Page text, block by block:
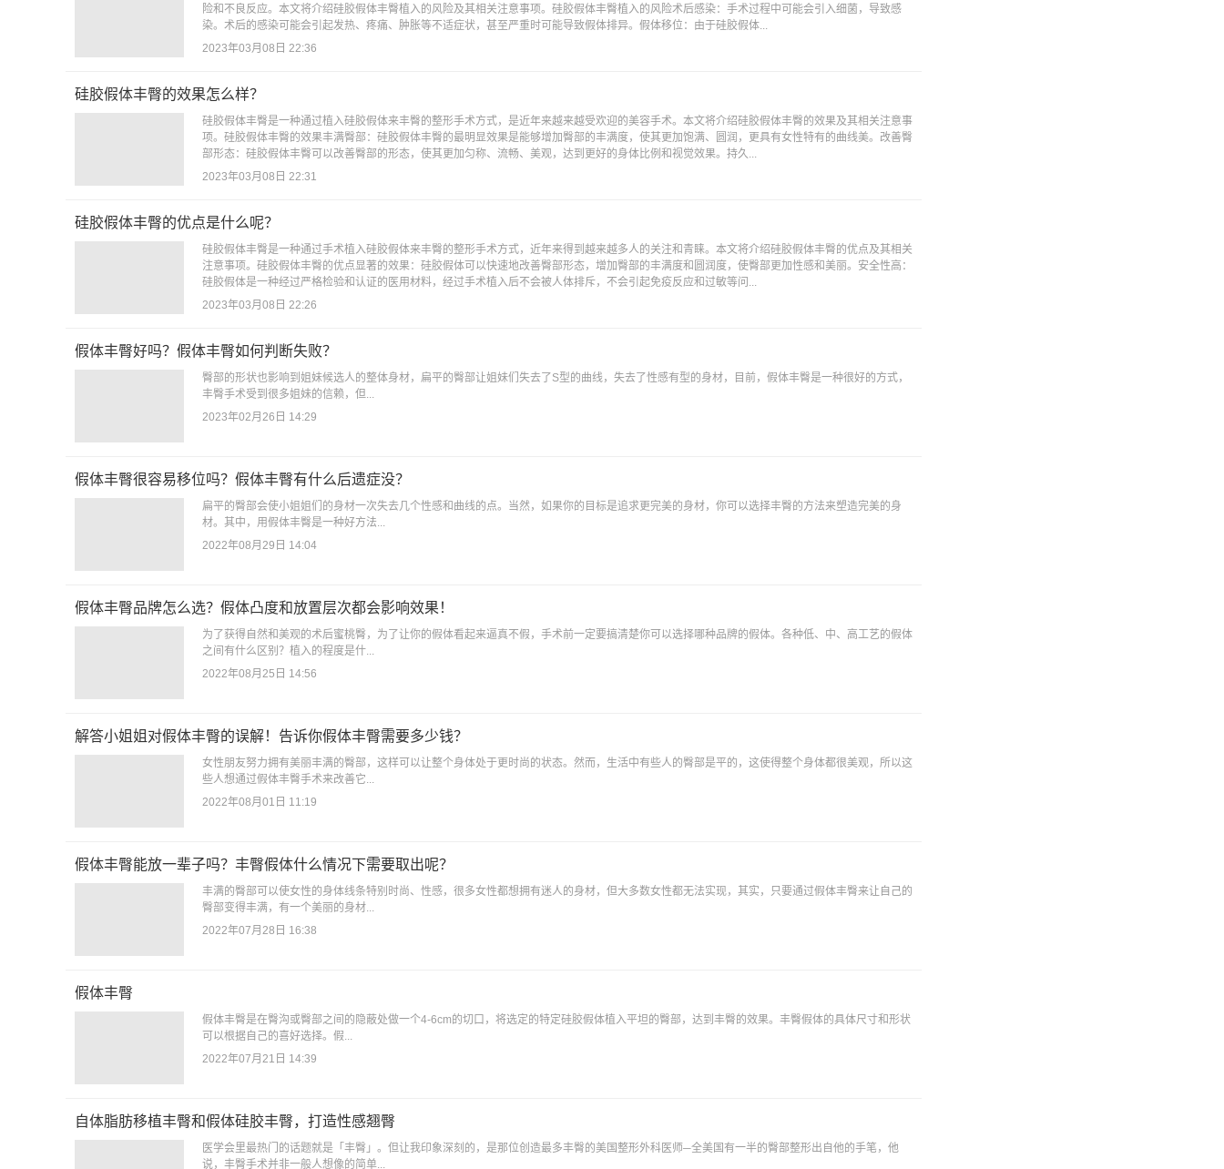
险和不良反应。本文将介绍硅胶假体丰臀植入的风险及其相关注意事项。硅胶假体丰臀植入的风险术后感染：手术过程中可能会引入细菌，导致感
染。术后的感染可能会引起发热、疼痛、肿胀等不适症状，甚至严重时可能导致假体排异。假体移位：由于硅胶假体...
2023年03月08日 22:36
硅胶假体丰臀的效果怎么样？
硅胶假体丰臀是一种通过植入硅胶假体来丰臀的整形手术方式，是近年来越来越受欢迎的美容手术。本文将介绍硅胶假体丰臀的效果及其相关注意事
项。硅胶假体丰臀的效果丰满臀部：硅胶假体丰臀的最明显效果是能够增加臀部的丰满度，使其更加饱满、圆润，更具有女性特有的曲线美。改善臀
部形态：硅胶假体丰臀可以改善臀部的形态，使其更加匀称、流畅、美观，达到更好的身体比例和视觉效果。持久...
2023年03月08日 22:31
硅胶假体丰臀的优点是什么呢？
硅胶假体丰臀是一种通过手术植入硅胶假体来丰臀的整形手术方式，近年来得到越来越多人的关注和青睐。本文将介绍硅胶假体丰臀的优点及其相关
注意事项。硅胶假体丰臀的优点显著的效果：硅胶假体可以快速地改善臀部形态，增加臀部的丰满度和圆润度，使臀部更加性感和美丽。安全性高：
硅胶假体是一种经过严格检验和认证的医用材料，经过手术植入后不会被人体排斥，不会引起免疫反应和过敏等问...
2023年03月08日 22:26
假体丰臀好吗？假体丰臀如何判断失败？
臀部的形状也影响到姐妹候选人的整体身材，扁平的臀部让姐妹们失去了S型的曲线，失去了性感有型的身材，目前，假体丰臀是一种很好的方式，
丰臀手术受到很多姐妹的信赖，但...
2023年02月26日 14:29
假体丰臀很容易移位吗？假体丰臀有什么后遗症没？
扁平的臀部会使小姐姐们的身材一次失去几个性感和曲线的点。当然，如果你的目标是追求更完美的身材，你可以选择丰臀的方法来塑造完美的身
材。其中，用假体丰臀是一种好方法...
2022年08月29日 14:04
假体丰臀品牌怎么选？假体凸度和放置层次都会影响效果！
为了获得自然和美观的术后蜜桃臀，为了让你的假体看起来逼真不假，手术前一定要搞清楚你可以选择哪种品牌的假体。各种低、中、高工艺的假体
之间有什么区别？植入的程度是什...
2022年08月25日 14:56
解答小姐姐对假体丰臀的误解！告诉你假体丰臀需要多少钱？
女性朋友努力拥有美丽丰满的臀部，这样可以让整个身体处于更时尚的状态。然而，生活中有些人的臀部是平的，这使得整个身体都很美观，所以这
些人想通过假体丰臀手术来改善它...
2022年08月01日 11:19
假体丰臀能放一辈子吗？丰臀假体什么情况下需要取出呢？
丰满的臀部可以使女性的身体线条特别时尚、性感，很多女性都想拥有迷人的身材，但大多数女性都无法实现，其实，只要通过假体丰臀来让自己的
臀部变得丰满，有一个美丽的身材...
2022年07月28日 16:38
假体丰臀
假体丰臀是在臀沟或臀部之间的隐蔽处做一个4-6cm的切口，将选定的特定硅胶假体植入平坦的臀部，达到丰臀的效果。丰臀假体的具体尺寸和形状
可以根据自己的喜好选择。假...
2022年07月21日 14:39
自体脂肪移植丰臀和假体硅胶丰臀，打造性感翘臀
医学会里最热门的话题就是「丰臀」。但让我印象深刻的，是那位创造最多丰臀的美国整形外科医师─全美国有一半的臀部整形出自他的手笔，他
说，丰臀手术并非一般人想像的简单...